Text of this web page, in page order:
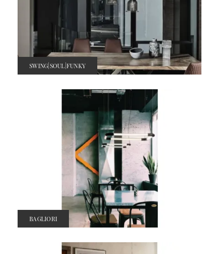
SWING|SOUL|FUNKY
BAGLIORI